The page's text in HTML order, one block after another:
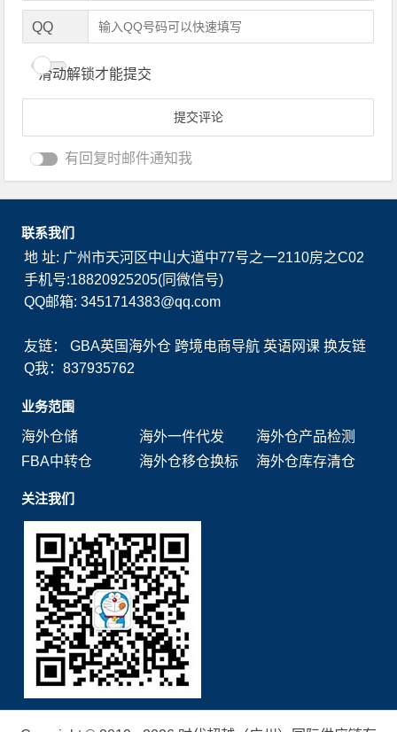
QQ
滑动解锁才能提交
有回复时邮件通知我
联系我们
地 址: 广州市天河区中山大道中77号之一2110房之C02
手机号:18820925205(同微信号)
QQ邮箱: 3451714383@qq.com
友链：GBA英国海外仓 跨境电商导航 英语网课 换友链
Q我：837935762
业务范围
海外仓储
海外一件代发
海外仓产品检测
FBA中转仓
海外仓移仓换标 海外仓库存清仓
关注我们